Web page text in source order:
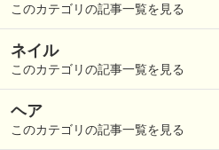
このカテゴリの記事一覧を見る
ネイル
このカテゴリの記事一覧を見る
ヘア
このカテゴリの記事一覧を見る